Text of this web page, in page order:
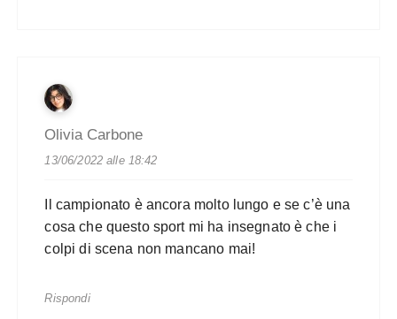
Olivia Carbone
13/06/2022 alle 18:42
Il campionato è ancora molto lungo e se c’è una
cosa che questo sport mi ha insegnato è che i
colpi di scena non mancano mai!
Rispondi